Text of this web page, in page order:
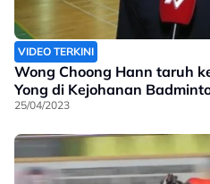
VIDEO TERKINI
Wong Choong Hann taruh
Yong di Kejohanan
25/04/2023